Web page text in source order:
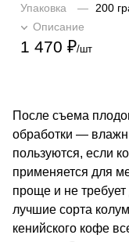
Упаковка —
200
Описание
1 470 ₽/шт
После съема
обработки —
пользуются, если
применяется для
проще и не
лучшие сорта
кенийского кофе